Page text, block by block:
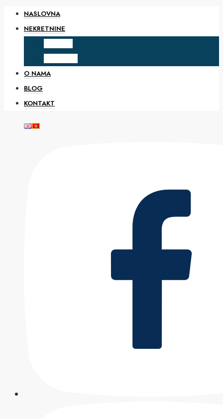
NASLOVNA
NEKRETNINE
O NAMA
BLOG
KONTAKT